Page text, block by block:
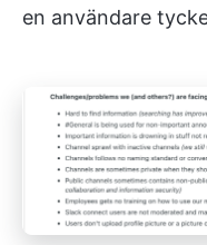
en användare